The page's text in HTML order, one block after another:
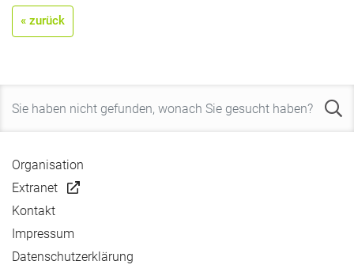
« zurück
Organisation
Extranet
Kontakt
Impressum
Datenschutzerklärung